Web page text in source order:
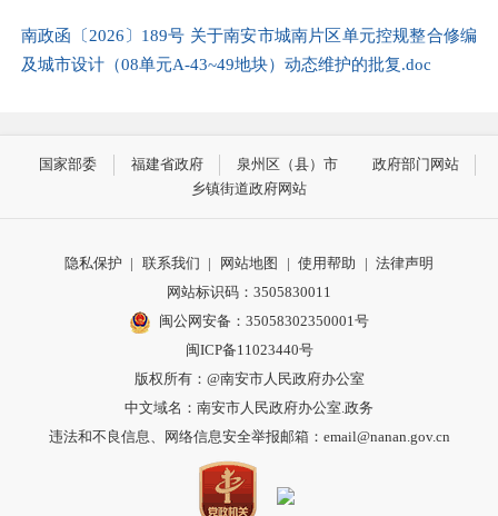
南政函〔2026〕189号 关于南安市城南片区单元控规整合修编
及城市设计（08单元A-43~49地块）动态维护的批复.doc
国家部委 福建省政府 泉州区（县）市
政府部门网站
乡镇街道政府网站
隐私保护 | 联系我们 | 网站地图 | 使用帮助 | 法律声明
网站标识码：3505830011
闽公网安备：35058302350001号
闽ICP备11023440号
版权所有：@南安市人民政府办公室
中文域名：南安市人民政府办公室.政务
违法和不良信息、网络信息安全举报邮箱：email@nanan.gov.cn